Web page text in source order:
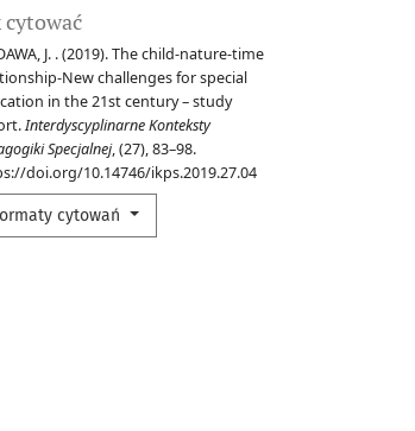
cytować
J. . (2019). The child-nature-time
New challenges for special
in the 21st century – study
Interdyscyplinarne Konteksty
Specjalnej, (27), 83–98.
doi.org/10.14746/ikps.2019.27.04
cytowań